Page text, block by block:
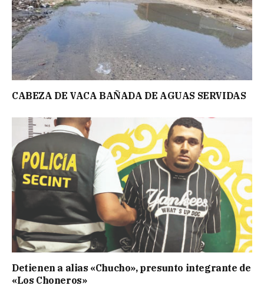
CABEZA DE VACA BAÑADA DE AGUAS SERVIDAS
Detienen a alias «Chucho», presunto integrante de
«Los Choneros»